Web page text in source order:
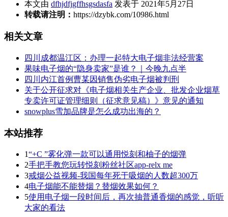
本文由 dfhjdfjgffhsgsdasfa 发表于 2021年5月27日
转载请注明： https://dzybk.com/10986.html
相关文章
四川成都温江区：办理一起特大电子烟非法经营案
果味电子烟的“隐身卖家”是谁？｜今晚九点半
四川内江首例曹某因销售伪劣电子烟被判刑
关于公开征求对《电子烟相关生产企业、批发企业烟草
专卖许可证管理细则（征求意见稿）》意见的通知
snowplus雪加品牌是怎么成功出海的？
本站推荐
1“+C ”雾化弹一款可以通用悦刻和柚子的烟弹
2手把手教您玩转悦刻粉丝社区app-relx me
3戒烟公益视频-我国每年死于吸烟的人数超300万
4电子烟能不能替烟？替烟效果如何？
5使用电子烟一段时间后，再次抽普通香烟的感觉，听听
大家的看法